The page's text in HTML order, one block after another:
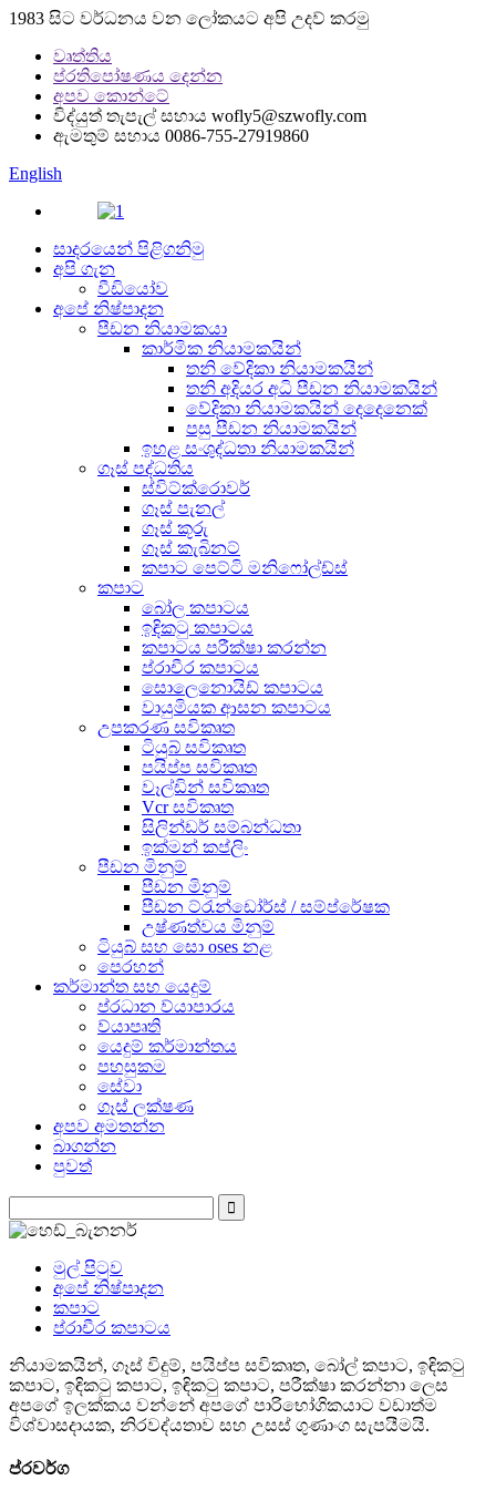
1983 සිට වර්ධනය වන ලෝකයට අපි උදව් කරමු
වෘත්තිය
ප්රතිපෝෂණය දෙන්න
අපව කොන්ටේ
විද්යුත් තැපැල් සහාය wofly5@szwofly.com
ඇමතුම් සහාය 0086-755-27919860
English
සාදරයෙන් පිළිගනිමු
අපි ගැන
වීඩියෝව
අපේ නිෂ්පාදන
පීඩන නියාමකයා
කාර්මික නියාමකයින්
තනි වේදිකා නියාමකයින්
තනි අදියර අධි පීඩන නියාමකයින්
වේදිකා නියාමකයින් දෙදෙනෙක්
පසු පීඩන නියාමකයින්
ඉහළ සංශුද්ධතා නියාමකයින්
ගෑස් පද්ධතිය
ස්විට්ක්රොවර්
ගෑස් පැනල්
ගෑස් කූරු
ගෑස් කැබිනට්
කපාට පෙට්ටි මනිෆෝල්ඩ්ස්
කපාට
බෝල කපාටය
ඉඳිකටු කපාටය
කපාටය පරීක්ෂා කරන්න
ප්රාචීර කපාටය
සොලෙනොයිඩ් කපාටය
වායුමියක ආසන කපාටය
උපකරණ සවිකෘත
ටියුබ් සවිකෘත
පයිප්ප සවිකෘත
වෑල්ඩින් සවිකෘත
Vcr සවිකෘත
සිලින්ඩර් සම්බන්ධතා
ඉක්මන් කප්ලිං
පීඩන මිනුම්
පීඩන මිනුම්
පීඩන ට්රැන්ඩෝර්ස් / සම්ප්රේෂක
උෂ්ණත්වය මිනුම්
ටියුබ් සහ සො oses නළ
පෙරහන්
කර්මාන්ත සහ යෙදුම්
ප්රධාන ව්යාපාරය
ව්යාපෘති
යෙදුම් කර්මාන්තය
පහසුකම
සේවා
ගෑස් ලක්ෂණ
අපව අමතන්න
බාගන්න
පුවත්
මුල් පිටුව
අපේ නිෂ්පාදන
කපාට
ප්රාචීර කපාටය
නියාමකයින්, ගෑස් විදුම්, පයිප්ප සවිකෘත, බෝල් කපාට, ඉඳිකටු
කපාට, ඉඳිකටු කපාට, ඉඳිකටු කපාට, පරීක්ෂා කරන්නා ලෙස
අපගේ ඉලක්කය වන්නේ අපගේ පාරිභෝගිකයාට වඩාත්ම
විශ්වාසදායක, නිරවද්යතාව සහ උසස් ගුණාංග සැපයීමයි.
ප්රවර්ග